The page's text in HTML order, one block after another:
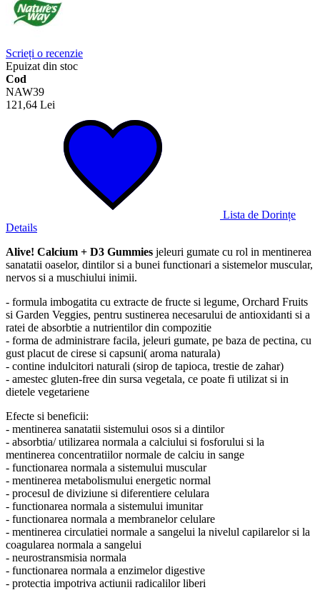
Scrieți o recenzie
Epuizat din stoc
Cod
NAW39
121,64 Lei
Lista de Dorințe
Details
Alive! Calcium + D3 Gummies jeleuri gumate cu rol in mentinerea
sanatatii oaselor, dintilor si a bunei functionari a sistemelor muscular,
nervos si a muschiului inimii.
- formula imbogatita cu extracte de fructe si legume, Orchard Fruits
si Garden Veggies, pentru sustinerea necesarului de antioxidanti si a
ratei de absorbtie a nutrientilor din compozitie
- forma de administrare facila, jeleuri gumate, pe baza de pectina, cu
gust placut de cirese si capsuni( aroma naturala)
- contine indulcitori naturali (sirop de tapioca, trestie de zahar)
- amestec gluten-free din sursa vegetala, ce poate fi utilizat si in
dietele vegetariene
Efecte si beneficii:
- mentinerea sanatatii sistemului osos si a dintilor
- absorbtia/ utilizarea normala a calciului si fosforului si la
mentinerea concentratiilor normale de calciu in sange
- functionarea normala a sistemului muscular
- mentinerea metabolismului energetic normal
- procesul de diviziune si diferentiere celulara
- functionarea normala a sistemului imunitar
- functionarea normala a membranelor celulare
- mentinerea circulatiei normale a sangelui la nivelul capilarelor si la
coagularea normala a sangelui
- neurostransmisia normala
- functionarea normala a enzimelor digestive
- protectia impotriva actiunii radicalilor liberi